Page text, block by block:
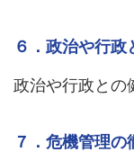
６．政治や行政
政治や行政との
７．危機管理の